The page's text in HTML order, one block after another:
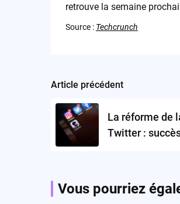
retrouve la semaine
Source : Techcrunch
Post
navigation
Article précédent
La réforme de
Twitter :
Vous pourriez